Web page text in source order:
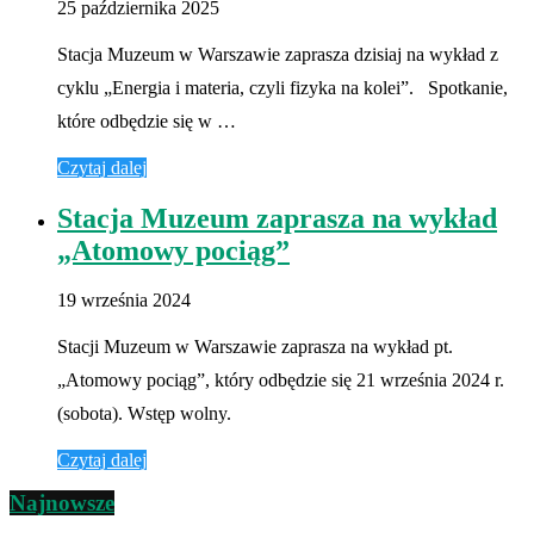
25 października 2025
Stacja Muzeum w Warszawie zaprasza dzisiaj na wykład z
cyklu „Energia i materia, czyli fizyka na kolei”. Spotkanie,
które odbędzie się w …
Czytaj dalej
Stacja Muzeum zaprasza na wykład
„Atomowy pociąg”
19 września 2024
Stacji Muzeum w Warszawie zaprasza na wykład pt.
„Atomowy pociąg”, który odbędzie się 21 września 2024 r.
(sobota). Wstęp wolny.
Czytaj dalej
Najnowsze